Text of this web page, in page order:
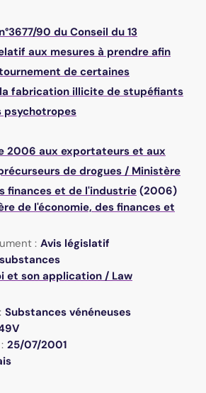
90 du Conseil du 13
aux mesures à prendre afin
de certaines
fabrication illicite de stupéfiants
psychotropes
2006 aux exportateurs et aux
de drogues / Ministère
finances et de l'industrie (2006)
de l'économie, des finances et
: Avis législatif
et son application / Law
Substances vénéneuses
25/07/2001